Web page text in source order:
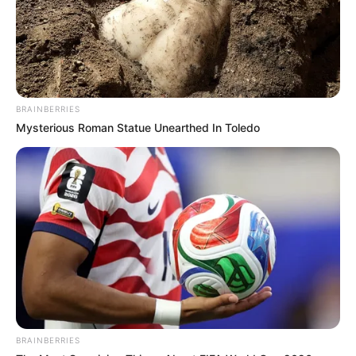
BRAINBERRIES
Mysterious Roman Statue Unearthed In Toledo
BRAINBERRIES